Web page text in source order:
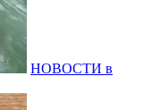
НОВОСТИ в